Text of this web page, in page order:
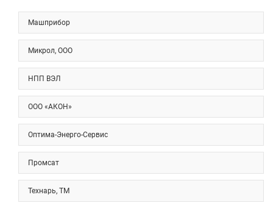
Машприбор
Микрол, ООО
НПП ВЭЛ
ООО «АКОН»
Оптима-Энерго-Сервис
Промсат
Технарь, ТМ